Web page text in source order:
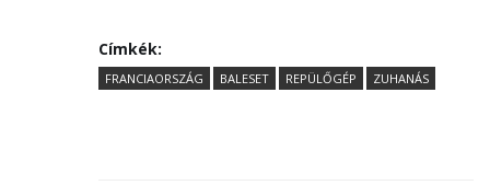
Címkék:
FRANCIAORSZÁG BALESET REPÜLŐGÉP ZUHANÁS